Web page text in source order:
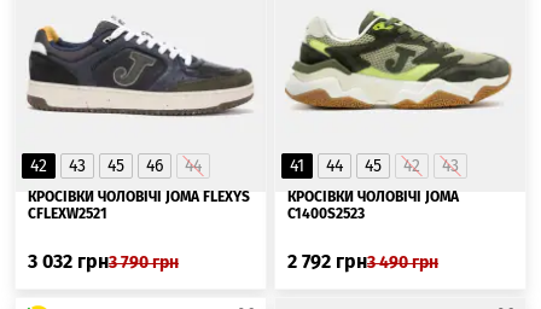
42 43 45 46 44
КРОСІВКИ ЧОЛОВІЧІ JOMA FLEXYS
CFLEXW2521
3 032 грн3 790грн
41 44 45 42 43
КРОСІВКИ ЧОЛОВІЧІ JOMA
C1400S2523
2 792 грн3 490грн